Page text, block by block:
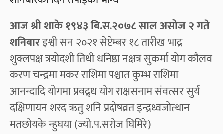
आज श्री शाके १९४३ बि.स.२०७८ साल असोज २ गते
शनिबारइश्वी सन २०२१ सेप्टेम्बर १८ तारीख भाद्र
शुक्लपक्ष त्रयोदशी तिथी धनिष्ठा नक्षत्र सुकर्मा योग कौलव
करण चन्द्रमा मकर राशिमा पश्चात कुम्भ राशिमा
आनन्दादि योगमा प्रवद्र्ध योग राक्षसनाम संवत्सर सुर्य
दक्षिणायन शरद ऋतु शनि प्रदोषव्रत इन्द्रध्वजोत्थान
मतछोयके न्हुघया (ज्यो.प.सरोज घिमिरे)